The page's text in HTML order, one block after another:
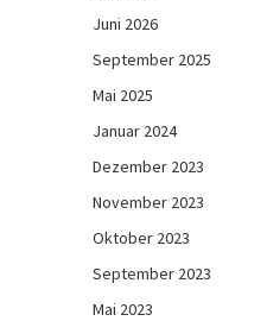
Juni 2026
September 2025
Mai 2025
Januar 2024
Dezember 2023
November 2023
Oktober 2023
September 2023
Mai 2023